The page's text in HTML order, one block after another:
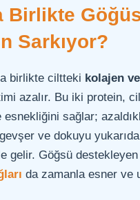
Birlikte
Sarkıyor?
birlikte ciltteki kolajen ve
azalır. Bu iki protein,
esnekliğini sağlar;
ve dokuyu yukarıda
gelir. Göğsü destekleyen
da zamanla esner ve